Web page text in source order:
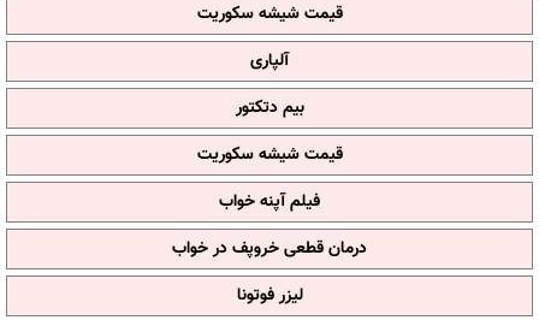
قیمت شیشه سکوریت
آلپاری
بیم دتکتور
قیمت شیشه سکوریت
فیلم آپنه خواب
درمان قطعی خروپف در خواب
لیزر فوتونا